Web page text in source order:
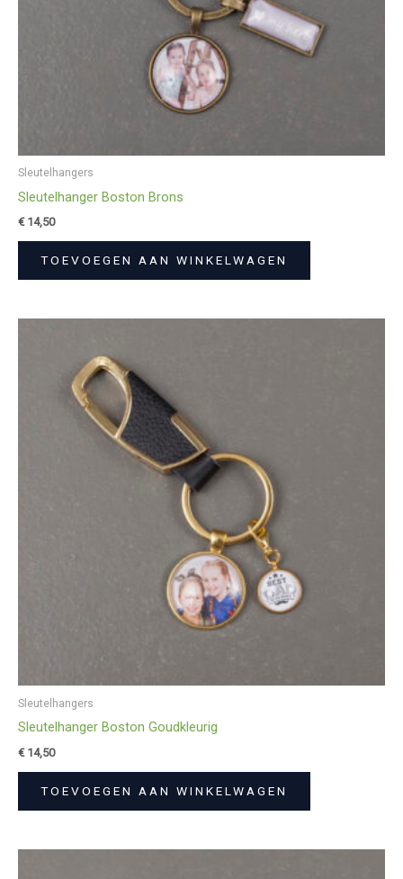
Sleutelhangers
Sleutelhanger Boston Brons
€14,50
TOEVOEGEN AAN WINKELWAGEN
Sleutelhangers
Sleutelhanger Boston Goudkleurig
€14,50
TOEVOEGEN AAN WINKELWAGEN